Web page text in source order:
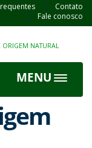
Contato
Fale conosco
NATURAL
MENU
Toggle